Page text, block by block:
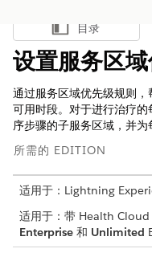
显示目录
目录
设置服务区
通过服务区域优先级规则
可用时段。对于进行治疗
序步骤的子服务区域，并为
所需的 EDITION
适用于：Lightning
适用于：带 Health
Enterprise 和 Unlimited